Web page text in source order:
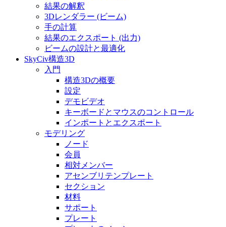
結果の解釈
3Dレンダラー (ビーム)
手の計算
結果のエクスポート (出力)
ビームの設計と最適化
SkyCiv構造3D
入門
構造3Dの概要
設定
デモビデオ
キーボードとマウスのコントロール
インポートとエクスポート
モデリング
ノード
会員
相対メンバー
アセンブリテンプレート
セクション
材料
サポート
プレート